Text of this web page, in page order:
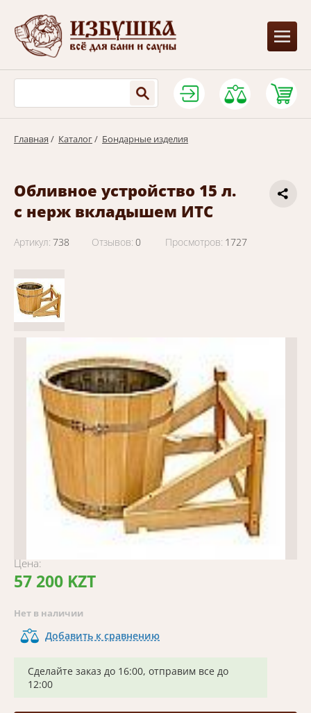
Главная / Каталог/ Бондарные изделия
Обливное устройство 15 л.
с нерж вкладышем ИТС
Артикул: 738 Отзывов: 0 Просмотров: 1727
Цена:
57 200 KZT
Нет в наличии
Добавить к сравнению
Сделайте заказ до 16:00, отправим все до
12:00